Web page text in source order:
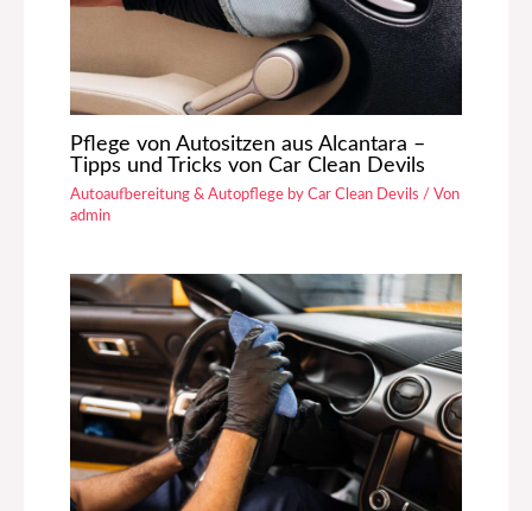
Pflege von Autositzen aus Alcantara –
Tipps und Tricks von Car Clean Devils
Autoaufbereitung & Autopflege by Car Clean Devils / Von
admin